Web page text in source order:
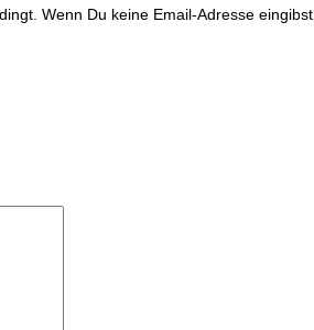
Wenn Du keine Email-Adresse eingibst,